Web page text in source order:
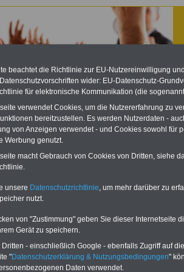
JAV: Stufenausbildung
ÖD
Das
Mit
sowie
beachtet die Richtlinie zur EU-Nutzereinwilligung
wider: EU-Datenschutz-
für elektronische Kommunikation (die
verwendet Cookies, um die Nutzererfahrung zu
bereitzustellen. Es werden Nutzerdaten -
von Anzeigen verwendet - und Cookies sowohl für
Werbung genutzt.
macht Gebrauch von Cookies von Dritten, siehe
unsere Datenschutzrichtlinie, um mehr darüber zu
nutzt.
von "Zustimmung" geben Sie dieser Internetseite
Gerät zu speichern.
- einschließlich Google - ebenfalls Zugriff auf
"Datenschutzerklärung & Nutzungsbedingungen"
Daten verwendet.